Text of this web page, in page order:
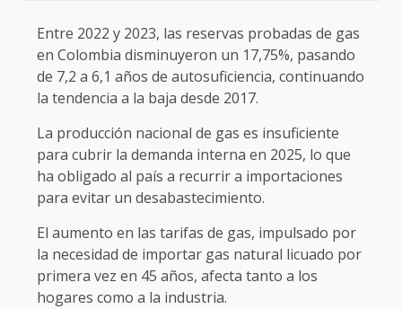
Entre 2022 y 2023, las reservas probadas de gas
en Colombia disminuyeron un 17,75%, pasando
de 7,2 a 6,1 años de autosuficiencia, continuando
la tendencia a la baja desde 2017.
La producción nacional de gas es insuficiente
para cubrir la demanda interna en 2025, lo que
ha obligado al país a recurrir a importaciones
para evitar un desabastecimiento.
El aumento en las tarifas de gas, impulsado por
la necesidad de importar gas natural licuado por
primera vez en 45 años, afecta tanto a los
hogares como a la industria.